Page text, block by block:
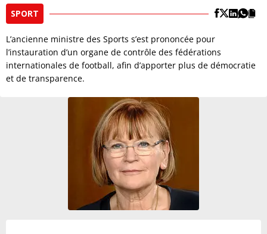
SPORT
L’ancienne ministre des Sports s’est prononcée pour
l’instauration d’un organe de contrôle des fédérations
internationales de football, afin d’apporter plus de démocratie
et de transparence.